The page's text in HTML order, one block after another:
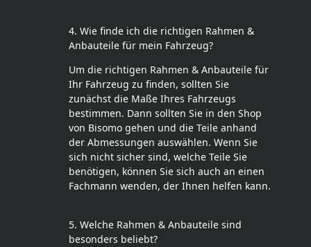
4. Wie finde ich die richtigen Rahmen &
Anbauteile für mein Fahrzeug?
Um die richtigen Rahmen & Anbauteile für
Ihr Fahrzeug zu finden, sollten Sie
zunächst die Maße Ihres Fahrzeugs
bestimmen. Dann sollten Sie in den Shop
von Bisomo gehen und die Teile anhand
der Abmessungen auswählen. Wenn Sie
sich nicht sicher sind, welche Teile Sie
benötigen, können Sie sich auch an einen
Fachmann wenden, der Ihnen helfen kann.
5. Welche Rahmen & Anbauteile sind
besonders beliebt?